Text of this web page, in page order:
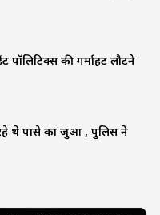
पॉलिटिक्स की गर्माहट लौटने
थे पासे का जुआ , पुलिस ने